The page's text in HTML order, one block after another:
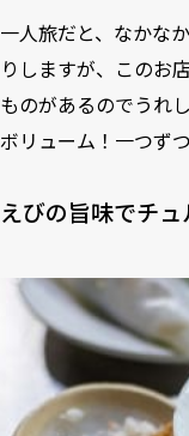
一人旅だと、なかな
りしますが、このお
ものがあるのでうれ
ボリューム！一つず
えびの旨味でチュ